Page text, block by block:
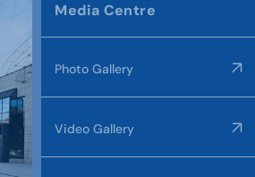
Media Centre
Photo Gallery
Video Gallery